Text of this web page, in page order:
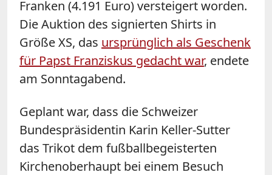
Franken (4.191 Euro) versteigert worden.
Die Auktion des signierten Shirts in
Größe XS, das ursprünglich als Geschenk
für Papst Franziskus gedacht war, endete
am Sonntagabend.
Geplant war, dass die Schweizer
Bundespräsidentin Karin Keller-Sutter
das Trikot dem fußballbegeisterten
Kirchenoberhaupt bei einem Besuch